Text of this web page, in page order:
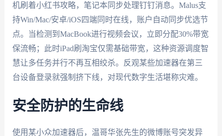
机刷着小红书攻略，笔记本同步处理钉钉消息。Malus支
持Win/Mac/安卓/iOS四端同时在线，账户自动同步优选节
点。当检测到MacBook进行视频会议，立即分配30%带宽
保流畅；此时iPad刷淘宝仅需基础带宽，这种资源调度智
慧让多任务并行不再互相绞杀。反观某些加速器在第三
台设备登录就强制挤下线，对现代数字生活堪称灾难。
安全防护的生命线
使用某小众加速器后，温哥华张先生的微博账号突发异